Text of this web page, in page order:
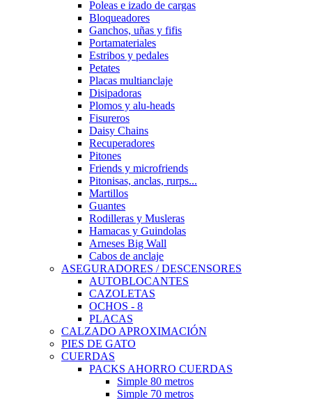
Poleas e izado de cargas
Bloqueadores
Ganchos, uñas y fifis
Portamateriales
Estribos y pedales
Petates
Placas multianclaje
Disipadoras
Plomos y alu-heads
Fisureros
Daisy Chains
Recuperadores
Pitones
Friends y microfriends
Pitonisas, anclas, rurps...
Martillos
Guantes
Rodilleras y Musleras
Hamacas y Guindolas
Arneses Big Wall
Cabos de anclaje
ASEGURADORES / DESCENSORES
AUTOBLOCANTES
CAZOLETAS
OCHOS - 8
PLACAS
CALZADO APROXIMACIÓN
PIES DE GATO
CUERDAS
PACKS AHORRO CUERDAS
Simple 80 metros
Simple 70 metros